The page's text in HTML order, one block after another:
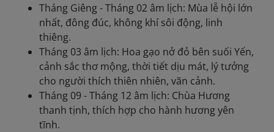
Tháng Giêng - Tháng 02 âm lịch: Mùa lễ hội lớn
nhất, đông đúc, không khí sôi động, linh
thiêng.
Tháng 03 âm lịch: Hoa gạo nở đỏ bên suối Yến,
cảnh sắc thơ mộng, thời tiết dịu mát, lý tưởng
cho người thích thiên nhiên, vãn cảnh.
Tháng 09 - Tháng 12 âm lịch: Chùa Hương
thanh tịnh, thích hợp cho hành hương yên
tĩnh.